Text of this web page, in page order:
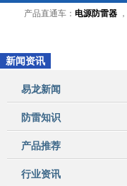
产品直通车： 电源防雷器 ，
新闻资讯
易龙新闻
防雷知识
产品推荐
行业资讯